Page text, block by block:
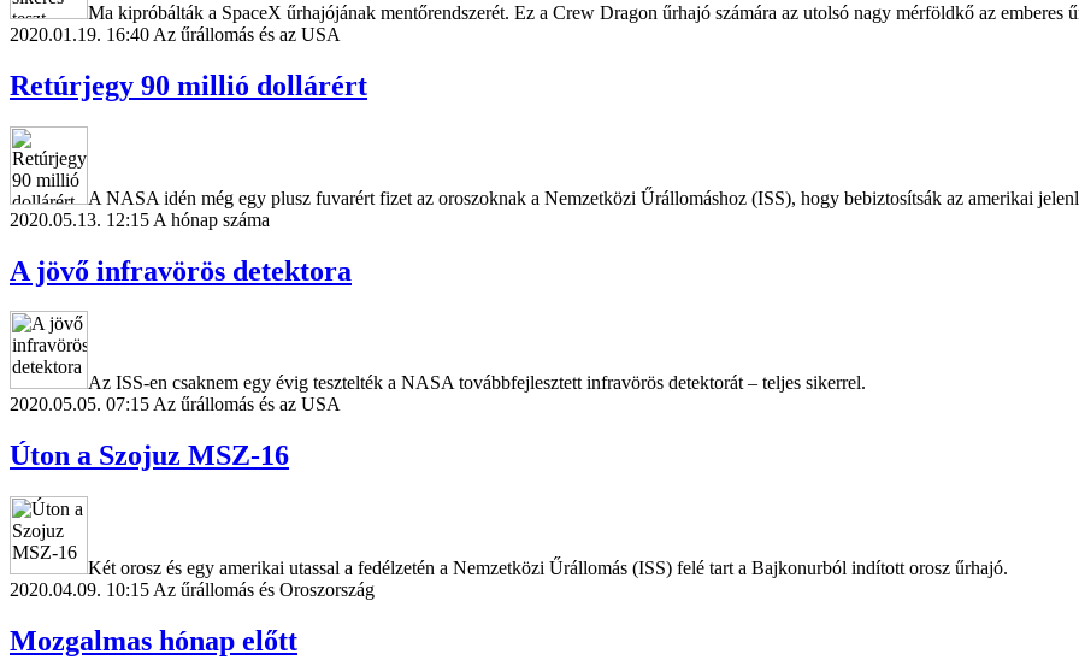
Ma kipróbálták a SpaceX űrhajójának mentőrendszerét. Ez a Crew Dragon űrhajó számára az utolsó nagy mérföldkő az emberes
2020.01.19. 16:40 Az űrállomás és az USA
Retúrjegy 90 millió dollárért
A NASA idén még egy plusz fuvarért fizet az oroszoknak a Nemzetközi Űrállomáshoz (ISS), hogy bebiztosítsák az amerikai
2020.05.13. 12:15 A hónap száma
A jövő infravörös detektora
Az ISS-en csaknem egy évig tesztelték a NASA továbbfejlesztett infravörös detektorát – teljes sikerrel.
2020.05.05. 07:15Az űrállomás és az USA
Úton a Szojuz MSZ-16
Két orosz és egy amerikai utassal a fedélzetén a Nemzetközi Űrállomás (ISS) felé tart a Bajkonurból indított orosz űrhajó.
2020.04.09. 10:15 Az űrállomás és Oroszország
Mozgalmas hónap előtt